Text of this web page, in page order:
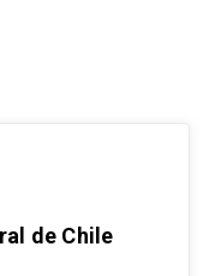
de Chile